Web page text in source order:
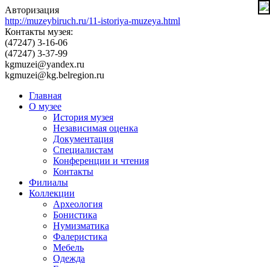
Авторизация
http://muzeybiruch.ru/11-istoriya-muzeya.html
Контакты музея:
(47247) 3-16-06
(47247) 3-37-99
kgmuzei@yandex.ru
kgmuzei@kg.belregion.ru
Главная
О музее
История музея
Независимая оценка
Документация
Специалистам
Конференции и чтения
Контакты
Филиалы
Коллекции
Археология
Бонистика
Нумизматика
Фалеристика
Мебель
Одежда